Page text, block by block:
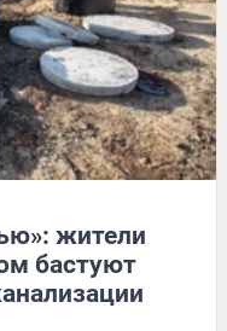
жители
бастуют